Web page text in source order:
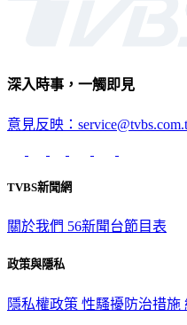
深入時事，一觸即見
意見反映：
TVBS新聞網
關於我們 56新聞台節目表
政策與隱私
隱私權政策 性騷擾防治措施